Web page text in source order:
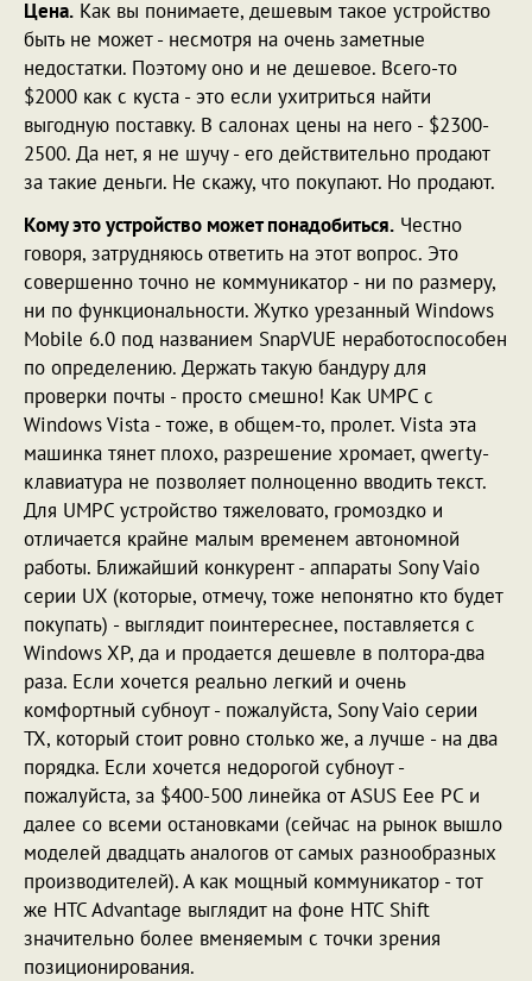
Цена. Как вы понимаете, дешевым такое устройство
быть не может - несмотря на очень заметные
недостатки. Поэтому оно и не дешевое. Всего-то
$2000 как с куста - это если ухитриться найти
выгодную поставку. В салонах цены на него - $2300-
2500. Да нет, я не шучу - его действительно продают
за такие деньги. Не скажу, что покупают. Но продают.
Кому это устройство может понадобиться. Честно
говоря, затрудняюсь ответить на этот вопрос. Это
совершенно точно не коммуникатор - ни по размеру,
ни по функциональности. Жутко урезанный Windows
Mobile 6.0 под названием SnapVUE неработоспособен
по определению. Держать такую бандуру для
проверки почты - просто смешно! Как UMPC с
Windows Vista - тоже, в общем-то, пролет. Vista эта
машинка тянет плохо, разрешение хромает, qwerty-
клавиатура не позволяет полноценно вводить текст.
Для UMPC устройство тяжеловато, громоздко и
отличается крайне малым временем автономной
работы. Ближайший конкурент - аппараты Sony Vaio
серии UX (которые, отмечу, тоже непонятно кто будет
покупать) - выглядит поинтереснее, поставляется с
Windows XP, да и продается дешевле в полтора-два
раза. Если хочется реально легкий и очень
комфортный субноут - пожалуйста, Sony Vaio серии
TX, который стоит ровно столько же, а лучше - на два
порядка. Если хочется недорогой субноут -
пожалуйста, за $400-500 линейка от ASUS Eee PC и
далее со всеми остановками (сейчас на рынок вышло
моделей двадцать аналогов от самых разнообразных
производителей). А как мощный коммуникатор - тот
же HTC Advantage выглядит на фоне HTC Shift
значительно более вменяемым с точки зрения
позиционирования.